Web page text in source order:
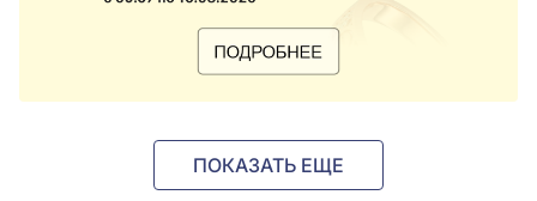
ПОКАЗАТЬ ЕЩЕ